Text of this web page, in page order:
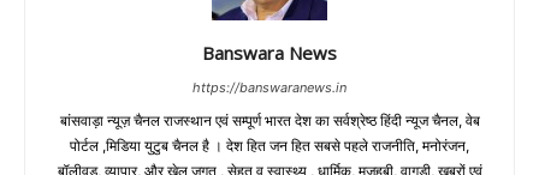
Banswara News
https://banswaranews.in
बांसवाड़ा न्यूज़ चैनल राजस्थान एवं सम्पूर्ण भारत देश का सर्वश्रेष्ठ हिंदी न्‍यूज चैनल, वेब
पोर्टल ,मिडिया युटुब चैनल है । देश हित जन हित सबसे पहले राजनीति, मनोरंजन,
बॉलीवुड, व्यापार, और खेल जगत , सेहत व् स्वास्थ्य , धार्मिक, मज़हबी, वागड़ी, खबरों एवं